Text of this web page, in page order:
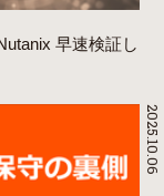
早速検証し
2025.10.06